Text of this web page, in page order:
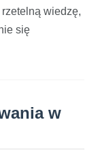
wiedzę,
się
w